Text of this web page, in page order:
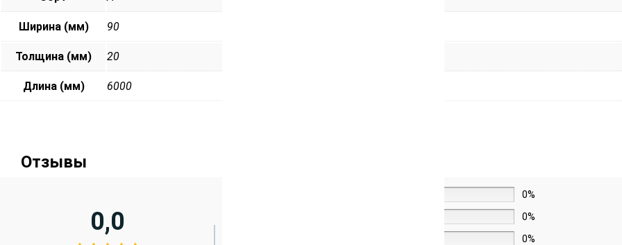
Ширина (мм) 90
Толщина (мм) 20
Длина (мм) 6000
Отзывы
0,0
0%
0%
0%